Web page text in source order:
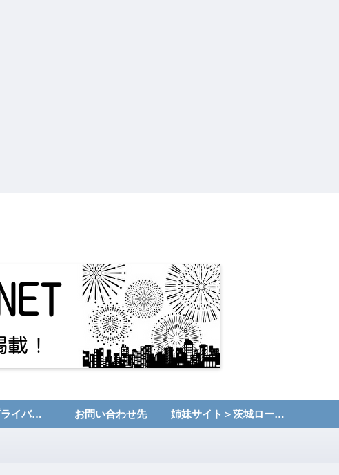
運営者情報・プライバシーポリシー お問い合わせ先 姉妹サイト＞茨城ローカルNET